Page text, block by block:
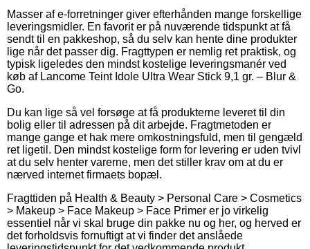
Masser af e-forretninger giver efterhånden mange forskellige
leveringsmidler. En favorit er på nuværende tidspunkt at få
sendt til en pakkeshop, så du selv kan hente dine produkter
lige når det passer dig. Fragttypen er nemlig ret praktisk, og
typisk ligeledes den mindst kostelige leveringsmanér ved
køb af Lancome Teint Idole Ultra Wear Stick 9,1 gr. – Blur &
Go.
Du kan lige så vel forsøge at få produkterne leveret til din
bolig eller til adressen på dit arbejde. Fragtmetoden er
mange gange et hak mere omkostningsfuld, men til gengæld
ret ligetil. Den mindst kostelige form for levering er uden tvivl
at du selv henter varerne, men det stiller krav om at du er
nærved internet firmaets bopæl.
Fragttiden på Health & Beauty > Personal Care > Cosmetics
> Makeup > Face Makeup > Face Primer er jo virkelig
essentiel når vi skal bruge din pakke nu og her, og herved er
det forholdsvis fornuftigt at vi finder det anslåede